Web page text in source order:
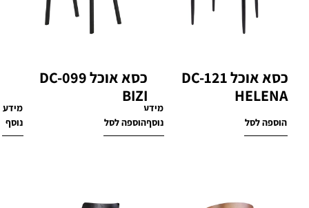
כסא אוכל DC-121
HELENA
₪1,670
הוספה לסל
מידע
נוסף
כסא אוכל DC-099
BIZI
₪1,170
הוספה לסל
מידע
נוסף